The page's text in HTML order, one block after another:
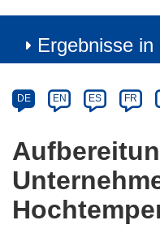
Ergebnisse in
Category
Article
available
the
following
languages:
DE EN ES FR